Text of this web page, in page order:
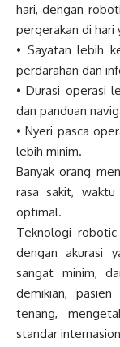
hari, dengan
pergerakan di hari
• Sayatan lebih
perdarahan dan
• Durasi operasi
dan panduan
• Nyeri pasca
lebih minim.
Banyak orang
rasa sakit,
optimal.
Teknologi
dengan akurasi
sangat minim,
demikian,
tenang,
standar